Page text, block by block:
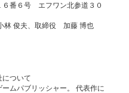
番６号 エフワン北参道３０
俊夫、取締役 加藤 博也
ついて
ムパブリッシャー。 代表作に